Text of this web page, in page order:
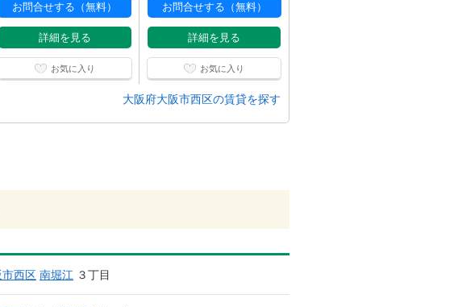
お問合せする（無料）
詳細を見る
お気に入り
お問合せする（無料）
詳細を見る
お気に入り
大阪府大阪市西区の賃貸を探す
市西区 南堀江 ３丁目